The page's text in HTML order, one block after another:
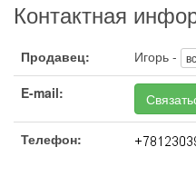
Контактная
Продавец: Игорь -
E-mail:
Телефон: